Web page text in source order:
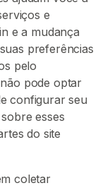
e
e a mudança
preferências
pelo
pode optar
configurar seu
esses
do site
coletar